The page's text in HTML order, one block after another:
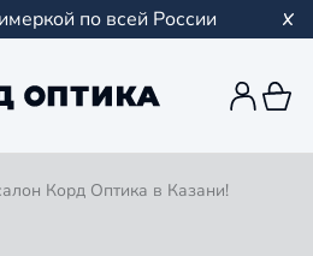
по всей России
Корд Оптика в Казани!